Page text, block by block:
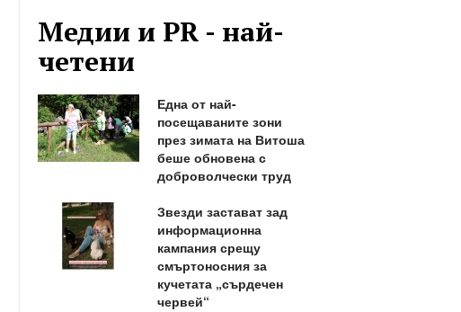
Медии и PR - най-
четени
Една от най-
посещаваните зони
през зимата на Витоша
беше обновена с
доброволчески труд
Звезди застават зад
информационна
кампания срещу
смъртоносния за
кучетата „сърдечен
червей“